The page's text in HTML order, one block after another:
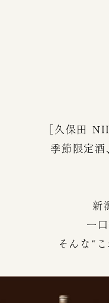
［久保田
季節限定酒
新
一
そんな“